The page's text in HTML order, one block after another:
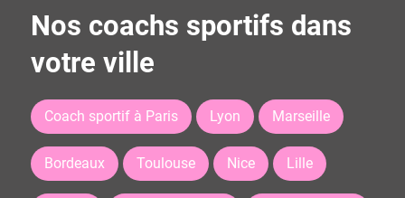
Nos coachs sportifs dans
votre ville
Coach sportif à Paris Lyon Marseille
Bordeaux Toulouse Nice Lille